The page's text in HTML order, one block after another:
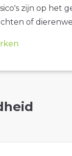
zijn op het
of